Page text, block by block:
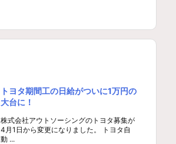
トヨタ期間工の日給がついに1万円の
大台に！
株式会社アウトソーシングのトヨタ募集が
4月1日から変更になりました。 トヨタ自
動 ...